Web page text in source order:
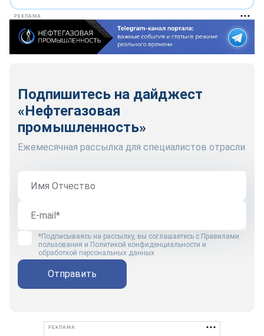
РЕКЛАМА
Подпишитесь на дайджест
«Нефтегазовая
промышленность»
Ежемесячная рассылка для специалистов отрасли
*Подписываясь на рассылку, вы соглашаетесь с Правилами
пользования и Политикой конфиденциальности и
обработкой персональных данных
Отправить
РЕКЛАМА